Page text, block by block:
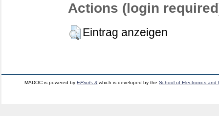
Actions (login
Eintrag anzeigen
MADOC is powered byEPrints 3 which is developed by theSchool of Electronics and